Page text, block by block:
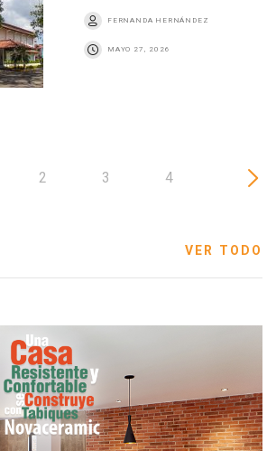
FERNANDA HERNÁNDEZ
MAYO 27, 2026
2 3 4
VER TODO